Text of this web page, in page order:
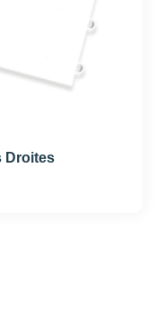
Droites